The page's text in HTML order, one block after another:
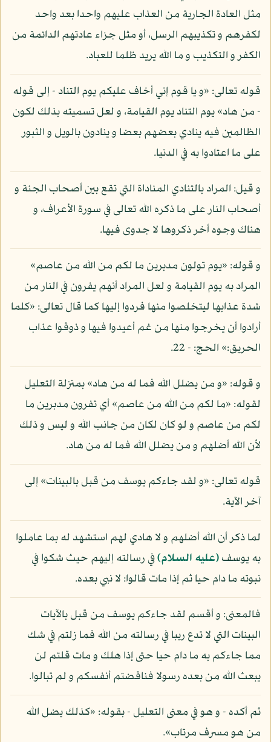
مثل العادة الجارية من العذاب عليهم واحدا بعد واحد
لكفرهم و تكذيبهم الرسل، أو مثل جزاء عادتهم الدائمة من
الكفر و التكذيب و ما الله يريد ظلما للعباد.
قوله تعالى: «و يا قوم إني أخاف عليكم يوم التناد - إلى قوله
- من هاد» يوم التناد يوم القيامة، و لعل تسميته بذلك لكون
الظالمين فيه ينادي بعضهم بعضا و ينادون بالويل و الثبور
على ما اعتادوا به في الدنيا.
و قيل: المراد بالتنادي المناداة التي تقع بين أصحاب الجنة و
أصحاب النار على ما ذكره الله تعالى في سورة الأعراف، و
هناك وجوه أخر ذكروها لا جدوى فيها.
و قوله: «يوم تولون مدبرين ما لكم من الله من عاصم»
المراد به يوم القيامة و لعل المراد أنهم يفرون في النار من
شدة عذابها ليتخلصوا منها فردوا إليها كما قال تعالى: «كلما
أرادوا أن يخرجوا منها من غم أعيدوا فيها و ذوقوا عذاب
الحريق:» الحج: - 22.
و قوله: «و من يضلل الله فما له من هاد» بمنزلة التعليل
لقوله: «ما لكم من الله من عاصم» أي تفرون مدبرين ما
لكم من عاصم و لو كان لكان من جانب الله و ليس و ذلك
لأن الله أضلهم و من يضلل الله فما له من هاد.
قوله تعالى: «و لقد جاءكم يوسف من قبل بالبينات» إلى
آخر الآية.
لما ذكر أن الله أضلهم و لا هادي لهم استشهد له بما عاملوا
به يوسف(عليه السلام)في رسالته إليهم حيث شكوا في
نبوته ما دام حيا ثم إذا مات قالوا: لا نبي بعده.
فالمعنى: و أقسم لقد جاءكم يوسف من قبل بالآيات
البينات التي لا تدع ريبا في رسالته من الله فما زلتم في شك
مما جاءكم به ما دام حيا حتى إذا هلك و مات قلتم لن
يبعث الله من بعده رسولا فناقضتم أنفسكم و لم تبالوا.
ثم أكده - و هو في معنى التعليل - بقوله: «كذلك يضل الله
من هو مسرف مرتاب».